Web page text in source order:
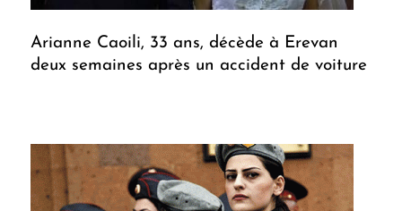
Arianne Caoili, 33 ans, décède à Erevan
deux semaines après un accident de voiture